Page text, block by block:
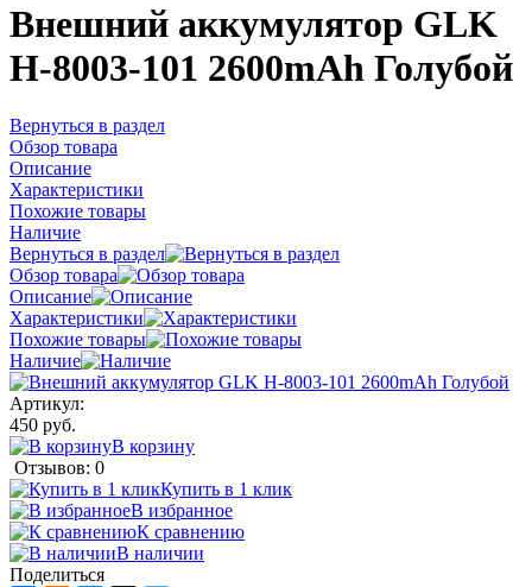
Внешний аккумулятор GLK
H-8003-101 2600mAh Голубой
Вернуться в раздел
Обзор товара
Описание
Характеристики
Похожие товары
Наличие
Вернуться в раздел
Обзор товара
Описание
Характеристики
Похожие товары
Наличие
Артикул:
450 руб.
В корзину
Отзывов: 0
Купить в 1 клик
В избранное
К сравнению
В наличии
Поделиться